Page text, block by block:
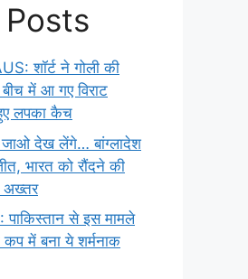
शॉर्ट ने गोली की
बीच में आ गए विराट
लपका कैच
देख लेंगे… बांग्लादेश
भारत को रौंदने की
अख्तर
से इस मामले
कप में बना ये शर्मनाक